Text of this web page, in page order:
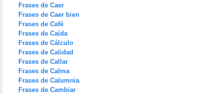
Frases de Caer
Frases de Caer bien
Frases de Café
Frases de Caída
Frases de Cálculo
Frases de Calidad
Frases de Callar
Frases de Calma
Frases de Calumnia
Frases de Cambiar